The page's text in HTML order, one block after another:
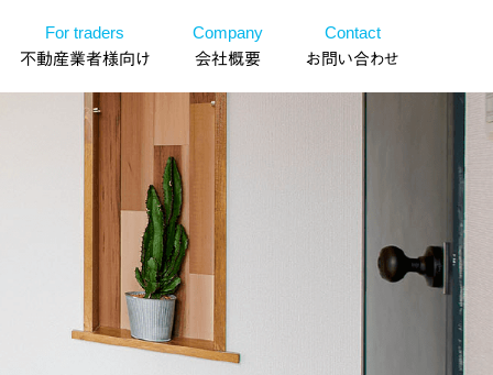
For traders
不動産業者様向け
Company
会社概要
Contact
お問い合わせ